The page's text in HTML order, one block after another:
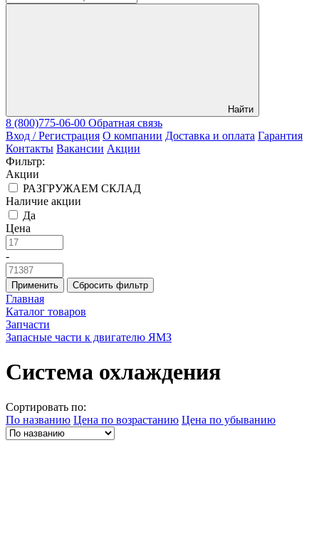
Найти
8 (800)775-06-00 Обратная связь
Вход / Регистрация О компании Доставка и оплата Гарантия
Контакты Вакансии Акции
Фильтр:
Акции
РАЗГРУЖАЕМ СКЛАД
Наличие акции
Да
Цена
-
Применить Сбросить фильтр
Главная
Каталог товаров
Запчасти
Запасные части к двигателю ЯМЗ
Система охлаждения
Сортировать по:
По названию Цена по возрастанию Цена по убыванию